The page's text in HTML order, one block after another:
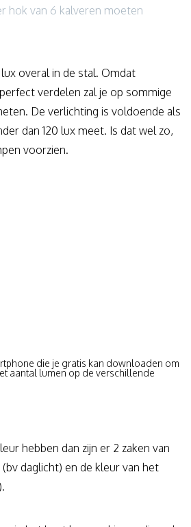
hok van 6 kalveren moeten
overal in de stal. Omdat
verdelen zal je op sommige
De verlichting is voldoende als
dan 120 lux meet. Is dat wel zo,
voorzien.
die je gratis kan downloaden om
aantal lumen op de verschillende
hebben dan zijn er 2 zaken van
daglicht) en de kleur van het